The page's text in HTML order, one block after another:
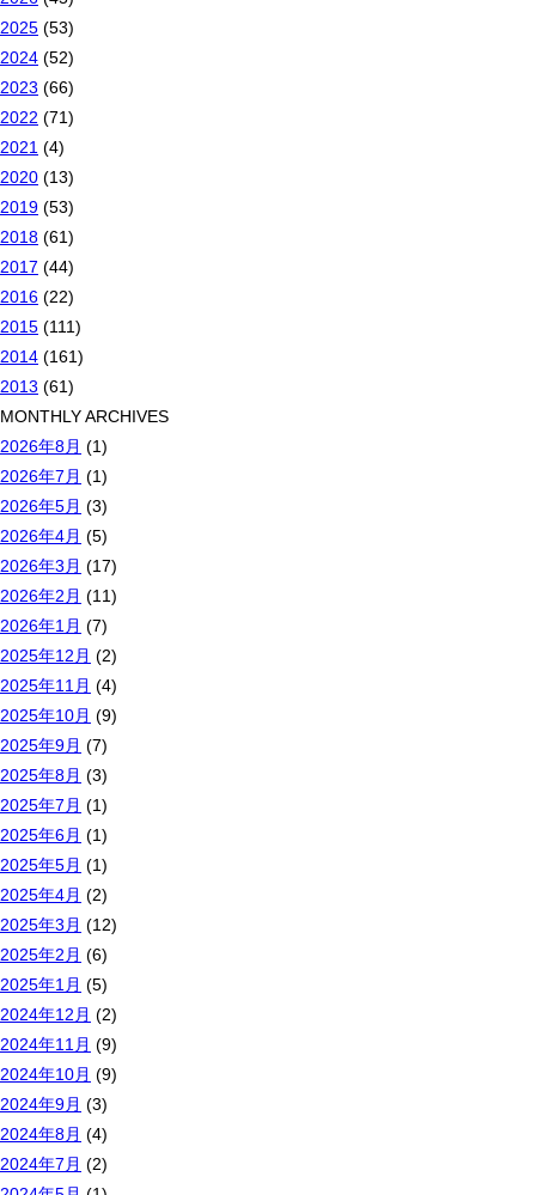
2025 (53)
2024 (52)
2023 (66)
2022 (71)
2021 (4)
2020 (13)
2019 (53)
2018 (61)
2017 (44)
2016 (22)
2015 (111)
2014 (161)
2013 (61)
MONTHLY ARCHIVES
2026年8月 (1)
2026年7月 (1)
2026年5月 (3)
2026年4月 (5)
2026年3月 (17)
2026年2月 (11)
2026年1月 (7)
2025年12月 (2)
2025年11月 (4)
2025年10月 (9)
2025年9月 (7)
2025年8月 (3)
2025年7月 (1)
2025年6月 (1)
2025年5月 (1)
2025年4月 (2)
2025年3月 (12)
2025年2月 (6)
2025年1月 (5)
2024年12月 (2)
2024年11月 (9)
2024年10月 (9)
2024年9月 (3)
2024年8月 (4)
2024年7月 (2)